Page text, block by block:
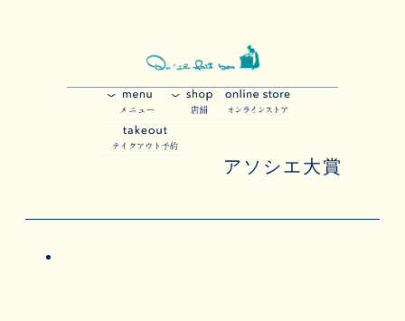
アソシエ大賞